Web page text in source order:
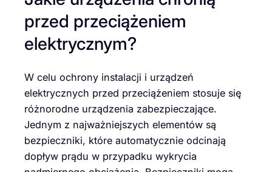
przed przeciążeniem
elektrycznym?
W celu ochrony instalacji i urządzeń
elektrycznych przed przeciążeniem stosuje się
różnorodne urządzenia zabezpieczające.
Jednym z najważniejszych elementów są
bezpieczniki, które automatycznie odcinają
dopływ prądu w przypadku wykrycia